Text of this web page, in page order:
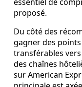
proposé.
Du côté des
gagner des
transférables
des chaînes
sur American